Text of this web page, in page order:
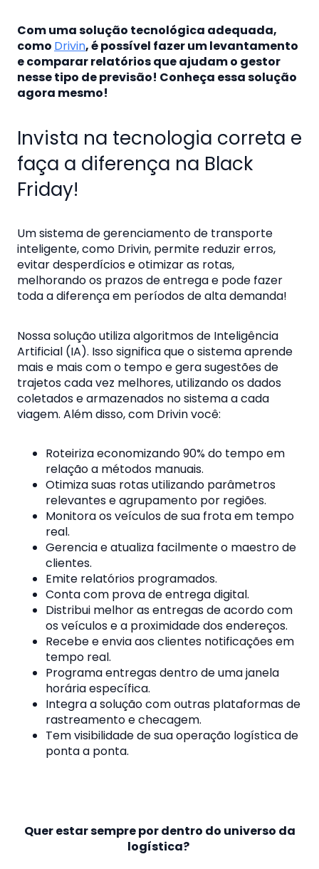
Com uma solução tecnológica adequada,
como Drivin, é possível fazer um levantamento
e comparar relatórios que ajudam o gestor
nesse tipo de previsão! Conheça essa solução
agora mesmo!
Invista na tecnologia correta e
faça a diferença na Black
Friday!
Um sistema de gerenciamento de transporte
inteligente, como Drivin, permite reduzir erros,
evitar desperdícios e otimizar as rotas,
melhorando os prazos de entrega e pode fazer
toda a diferença em períodos de alta demanda!
Nossa solução utiliza algoritmos de Inteligência
Artificial (IA). Isso significa que o sistema aprende
mais e mais com o tempo e gera sugestões de
trajetos cada vez melhores, utilizando os dados
coletados e armazenados no sistema a cada
viagem. Além disso, com Drivin você:
Roteiriza economizando 90% do tempo em
relação a métodos manuais.
Otimiza suas rotas utilizando parâmetros
relevantes e agrupamento por regiões.
Monitora os veículos de sua frota em tempo
real.
Gerencia e atualiza facilmente o maestro de
clientes.
Emite relatórios programados.
Conta com prova de entrega digital.
Distribui melhor as entregas de acordo com
os veículos e a proximidade dos endereços.
Recebe e envia aos clientes notificações em
tempo real.
Programa entregas dentro de uma janela
horária específica.
Integra a solução com outras plataformas de
rastreamento e checagem.
Tem visibilidade de sua operação logística de
ponta a ponta.
Quer estar sempre por dentro do universo da
logística?